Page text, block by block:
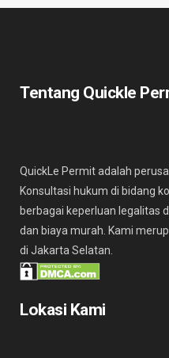
Tentang Quickle
QuickLe Permit adalah
Konsultasi hukum di bidang
berbagai keperluan legalitas
dan biaya murah. Kami
di Jakarta Selatan.
Lokasi Kami